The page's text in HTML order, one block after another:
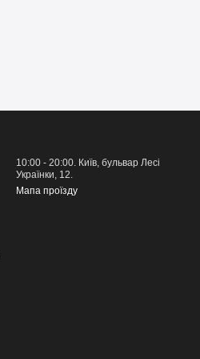
10:00 - 20:00. Київ, бульвар Лесі
Українки, 12.
Мапа проїзду